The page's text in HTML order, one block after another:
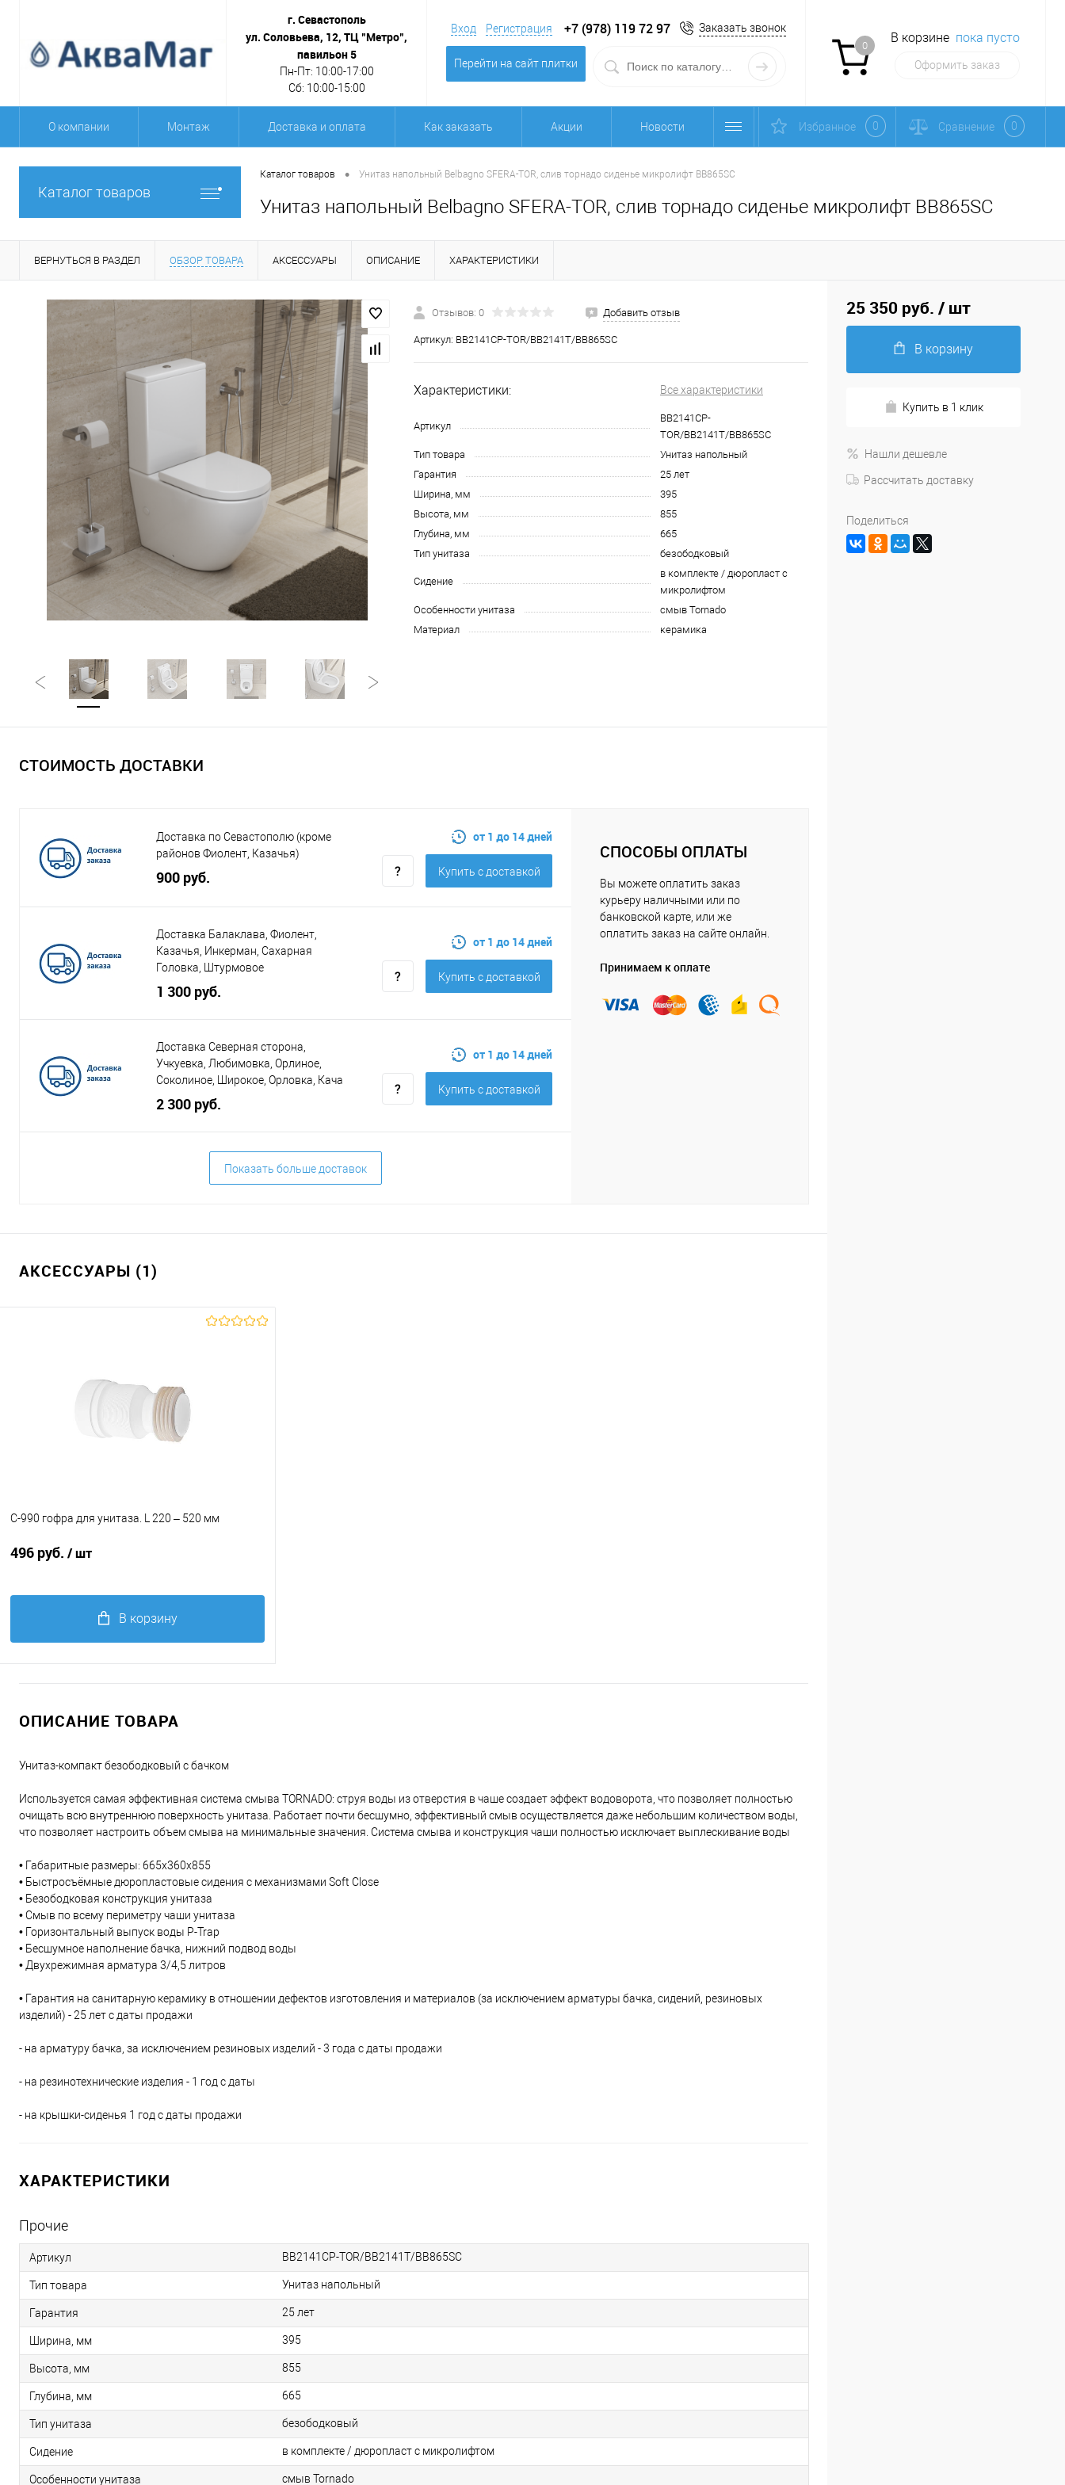
г. Севастополь
ул. Соловьева, 12, ТЦ "Метро",
павильон 5
Пн-Пт: 10:00-17:00
Сб: 10:00-15:00
Вход Регистрация +7 (978) 119 72 97 Заказать звонок
Перейти на сайт плитки
0
В корзине пока пусто
Оформить заказ
О компании Монтаж Доставка и оплата Как заказать Акции Новости Избранное 0 Сравнение 0
Каталог товаров
Каталог товаров • Унитаз напольный Belbagno SFERA-TOR, слив торнадо сиденье микролифт BB865SC
Унитаз напольный Belbagno SFERA-TOR, слив торнадо сиденье микролифт BB865SC
ВЕРНУТЬСЯ В РАЗДЕЛ ОБЗОР ТОВАРА АКСЕССУАРЫ ОПИСАНИЕ ХАРАКТЕРИСТИКИ
Отзывов: 0 Добавить отзыв
Артикул: BB2141CP-TOR/BB2141T/BB865SC
Характеристики: Все характеристики
Артикул
BB2141CP-
TOR/BB2141T/BB865SC
Тип товара
Унитаз напольный
Гарантия
25 лет
Ширина, мм
395
Высота, мм
855
Глубина, мм
665
Тип унитаза
безободковый
Сидение
в комплекте / дюропласт с
микролифтом
Особенности унитаза
смыв Tornado
Материал
керамика
СТОИМОСТЬ ДОСТАВКИ
Доставка по Севастополю (кроме
районов Фиолент, Казачья)
900 руб.
от 1 до 14 дней
Купить c доставкой
Доставка Балаклава, Фиолент,
Казачья, Инкерман, Сахарная
Головка, Штурмовое
1 300 руб.
от 1 до 14 дней
Купить c доставкой
Доставка Северная сторона,
Учкуевка, Любимовка, Орлиное,
Соколиное, Широкое, Орловка, Кача
2 300 руб.
от 1 до 14 дней
Купить c доставкой
Показать больше доставок
СПОСОБЫ ОПЛАТЫ
Вы можете оплатить заказ
курьеру наличными или по
банковской карте, или же
оплатить заказ на сайте онлайн.
Принимаем к оплате
АКСЕССУАРЫ (1)
C-990 гофра для унитаза. L 220 – 520 мм
496 руб. / шт
В корзину
Купить в 1 клик
Сравнение
В избранное
ОПИСАНИЕ ТОВАРА
Унитаз-компакт безободковый с бачком
Используется самая эффективная система смыва TORNADO: струя воды из отверстия в чаше создает эффект водоворота, что позволяет полностью
очищать всю внутреннюю поверхность унитаза. Работает почти бесшумно, эффективный смыв осуществляется даже небольшим количеством воды,
что позволяет настроить объем смыва на минимальные значения. Система смыва и конструкция чаши полностью исключает выплескивание воды
• Габаритные размеры: 665x360x855
• Быстросъёмные дюропластовые сидения с механизмами Soft Close
• Безободковая конструкция унитаза
• Смыв по всему периметру чаши унитаза
• Горизонтальный выпуск воды P-Trap
• Бесшумное наполнение бачка, нижний подвод воды
• Двухрежимная арматура 3/4,5 литров
• Гарантия на санитарную керамику в отношении дефектов изготовления и материалов (за исключением арматуры бачка, сидений, резиновых
изделий) - 25 лет с даты продажи
- на арматуру бачка, за исключением резиновых изделий - 3 года с даты продажи
- на резинотехнические изделия - 1 год с даты
- на крышки-сиденья 1 год с даты продажи
ХАРАКТЕРИСТИКИ
Прочие
Артикул BB2141CP-TOR/BB2141T/BB865SC
Тип товара Унитаз напольный
Гарантия 25 лет
Ширина, мм 395
Высота, мм 855
Глубина, мм 665
Тип унитаза безободковый
Сидение в комплекте / дюропласт с микролифтом
Особенности унитаза смыв Tornado
25 350 руб. / шт
В корзину
Купить в 1 клик
Нашли дешевле
Рассчитать доставку
Поделиться